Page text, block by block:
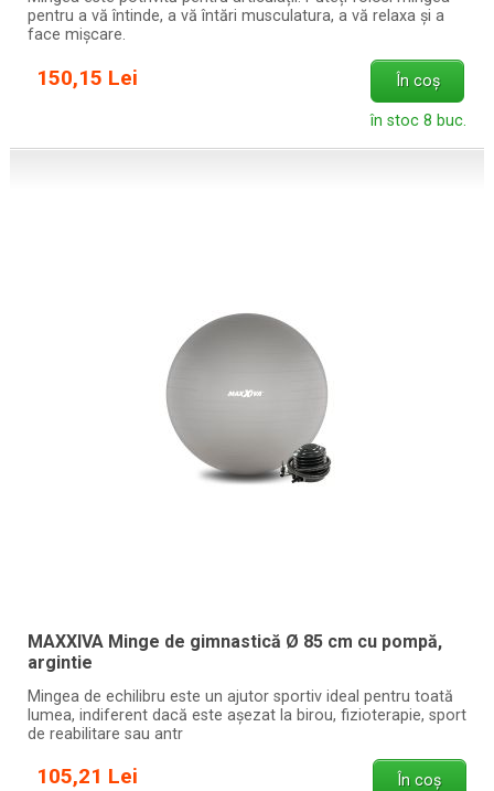
pentru a vă întinde, a vă întări musculatura, a vă relaxa și a
face mișcare.
150,15 Lei În coș
în stoc 8 buc.
MAXXIVA Minge de gimnastică Ø 85 cm cu pompă,
argintie
Mingea de echilibru este un ajutor sportiv ideal pentru toată
lumea, indiferent dacă este așezat la birou, fizioterapie, sport
de reabilitare sau antr
105,21 Lei În coș